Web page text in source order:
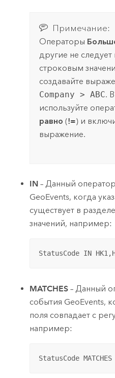
Примечание:
Операторы
другие не
строковым
создавайте
Company > ABC.
используйте
равно (!=) и
выражение.
IN – Данный
GeoEvents, когда
существует в
значений, например:
StatusCode IN
MATCHES – Данный
события GeoEvents,
поля совпадает с
например:
StatusCode